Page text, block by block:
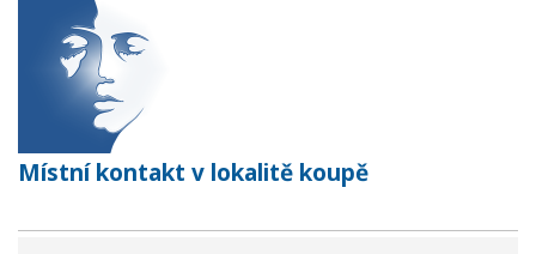
Místní kontakt v lokalitě koupě